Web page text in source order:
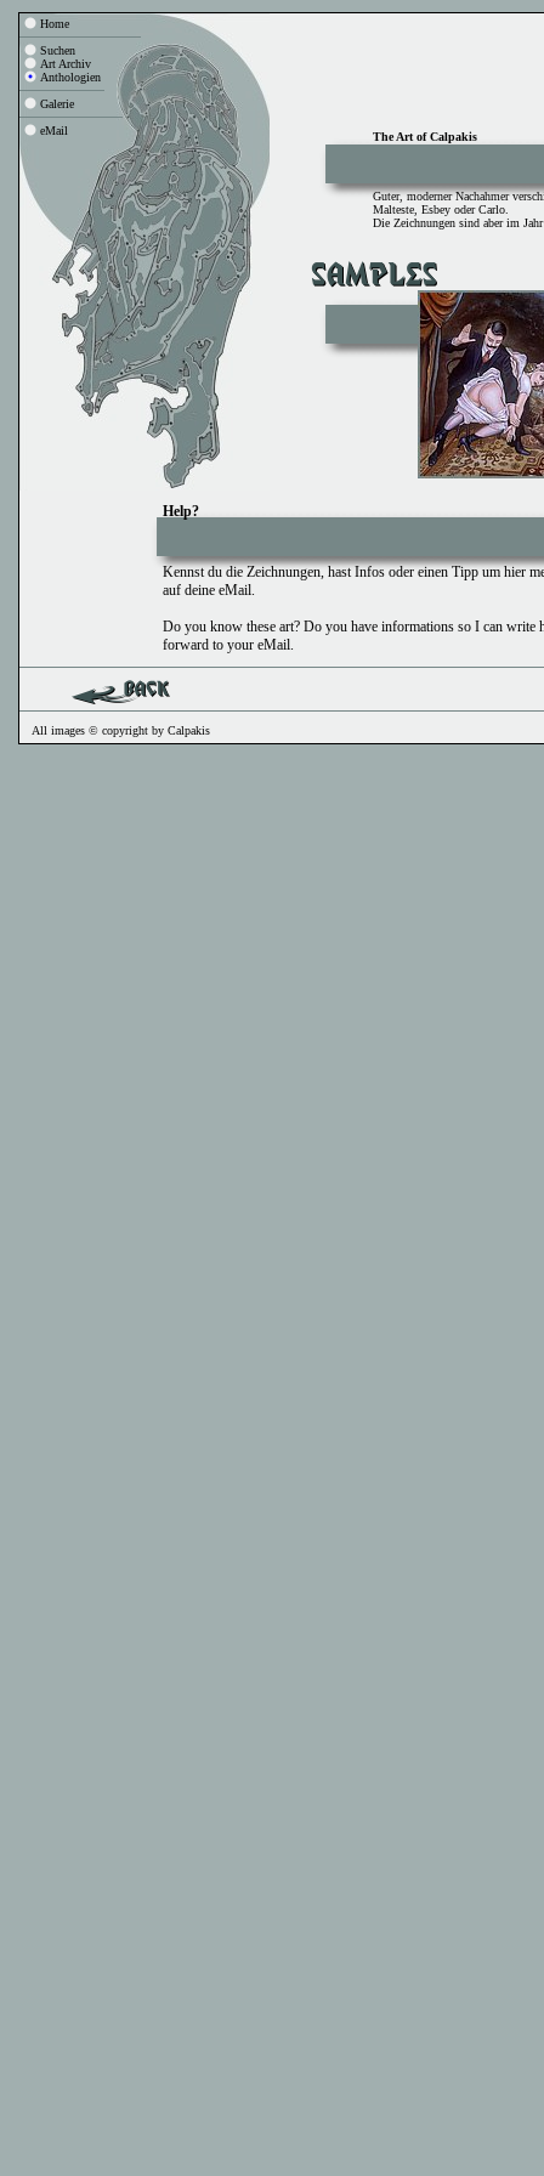
Home
Suchen
Art Archiv
Anthologien
Galerie
eMail
The Art of Calpakis
Guter, moderner Nachahmer
Malteste Esbey oderCarlo
Die Zeichnungen sind aber im
Help?
Kennst du die Zeichnungen, hast Infos oder einen Tipp um hier
auf deine eMail.
Do you know these art? Do you have informations so I can write
forward to your eMail.
All images © copyright by Calpakis